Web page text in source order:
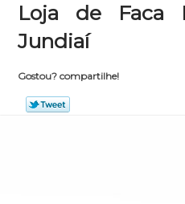
Loja de Faca
Jundiaí
Gostou? compartilhe!